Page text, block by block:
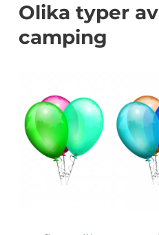
Olika typer
camping